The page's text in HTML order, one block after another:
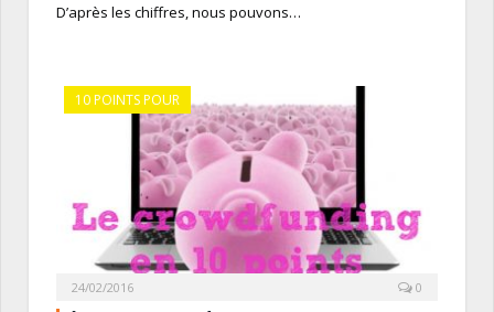
D’après les chiffres, nous pouvons…
10 POINTS POUR
24/02/2016 0